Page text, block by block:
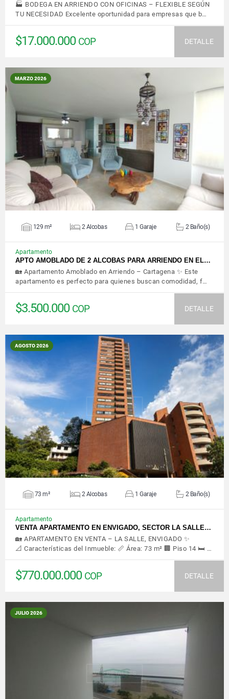
🏭 BODEGA EN ARRIENDO CON OFICINAS – FLEXIBLE SEGÚN
TU NECESIDAD Excelente oportunidad para empresas que b…
$17.000.000 COP DETALLE
MARZO 2026
VER DETALLES
129 m² 2 Alcobas 1 Garaje 2 Baño(s)
Apartamento
APTO AMOBLADO DE 2 ALCOBAS PARA ARRIENDO EN EL…
🏡 Apartamento Amoblado en Arriendo – Cartagena ✨ Este
apartamento es perfecto para quienes buscan comodidad, f…
$3.500.000 COP DETALLE
AGOSTO 2026
VER DETALLES
73 m² 2 Alcobas 1 Garaje 2 Baño(s)
Apartamento
VENTA APARTAMENTO EN ENVIGADO, SECTOR LA SALLE…
🏡 APARTAMENTO EN VENTA – LA SALLE, ENVIGADO ✨
📐 Características del Inmueble: 📏 Área: 73 m² 🏢 Piso 14 🛏️ …
$770.000.000 COP DETALLE
JULIO 2026
VER DETALLES